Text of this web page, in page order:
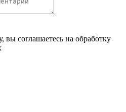
соглашаетесь на обработку